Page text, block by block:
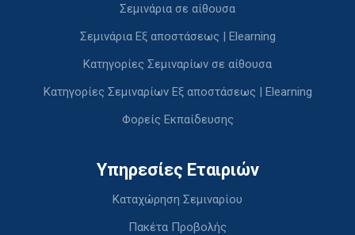
Σεμινάρια σε αίθουσα
Σεμινάρια Εξ αποστάσεως | Elearning
Κατηγορίες Σεμιναρίων σε αίθουσα
Κατηγορίες Σεμιναρίων Εξ αποστάσεως | Elearning
Φορείς Εκπαίδευσης
Υπηρεσίες Εταιριών
Καταχώρηση Σεμιναρίου
Πακέτα Προβολής